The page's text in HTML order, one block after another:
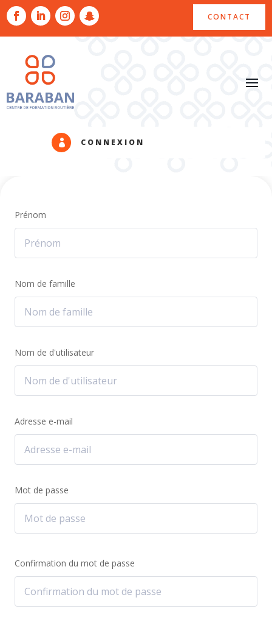
CONTACT
 CONNEXION
Prénom
Nom de famille
Nom de d'utilisateur
Adresse e-mail
Mot de passe
Confirmation du mot de passe